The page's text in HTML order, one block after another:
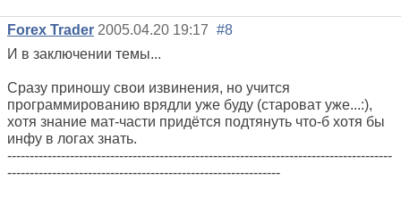
Forex Trader 2005.04.20 19:17 #8
И в заключении темы...
Сразу приношу свои извинения, но учится
программированию врядли уже буду (староват уже...:),
хотя знание мат-части придётся подтянуть что-б хотя бы
инфу в логах знать.
--------------------------------------------------------------------------------------
-------------------------------------------------------------